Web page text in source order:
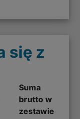
się z
Suma
brutto w
zestawie